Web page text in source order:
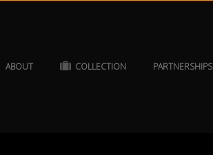
ABOUT COLLECTION PARTNERSHIPS